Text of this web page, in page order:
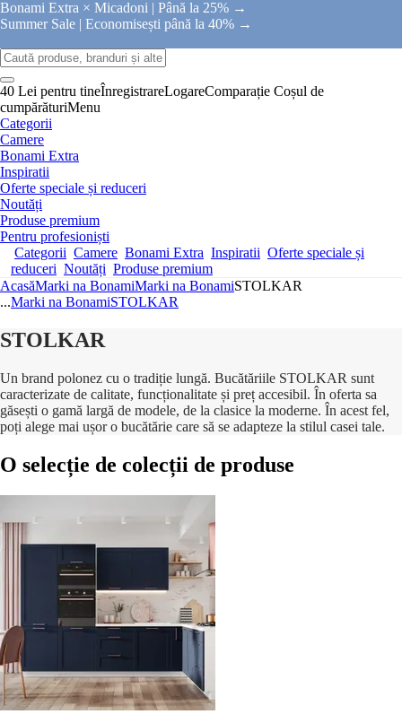
Bonami Extra × Micadoni | Până la 25% →
Summer Sale | Economisești până la 40% →
40 Lei pentru tineÎnregistrareLogareComparație Coșul de
cumpărăturiMenu
Categorii
Camere
Bonami Extra
Inspiratii
Oferte speciale și reduceri
Noutăți
Produse premium
Pentru profesioniști
Categorii Camere Bonami Extra Inspiratii Oferte speciale și
reduceri Noutăți Produse premium
AcasăMarki na BonamiMarki na BonamiSTOLKAR
...Marki na BonamiSTOLKAR
STOLKAR
Un brand polonez cu o tradiție lungă. Bucătăriile STOLKAR sunt
caracterizate de calitate, funcționalitate și preț accesibil. În oferta sa
găsești o gamă largă de modele, de la clasice la moderne. În acest fel,
poți alege mai ușor o bucătărie care să se adapteze la stilul casei tale.
O selecție de colecții de produse